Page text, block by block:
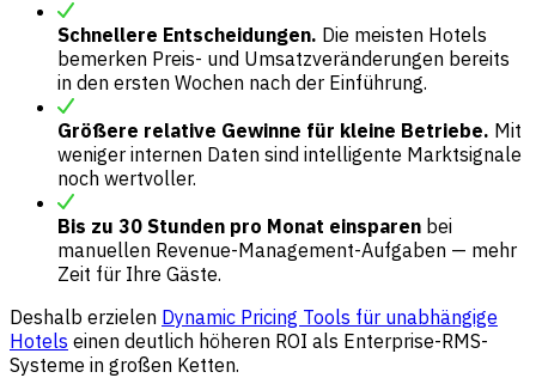
Schnellere Entscheidungen. Die meisten Hotels
bemerken Preis- und Umsatzveränderungen bereits
in den ersten Wochen nach der Einführung.
Größere relative Gewinne für kleine Betriebe. Mit
weniger internen Daten sind intelligente Marktsignale
noch wertvoller.
Bis zu 30 Stunden pro Monat einsparen bei
manuellen Revenue-Management-Aufgaben — mehr
Zeit für Ihre Gäste.
Deshalb erzielen Dynamic Pricing Tools für unabhängige
Hotels einen deutlich höheren ROI als Enterprise-RMS-
Systeme in großen Ketten.